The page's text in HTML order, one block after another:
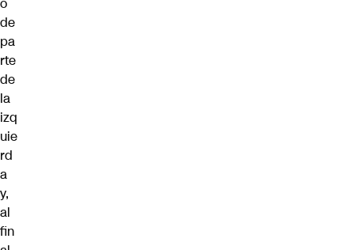
de
pa
rte
de
la
izq
uie
rd
a
y,
al
fin